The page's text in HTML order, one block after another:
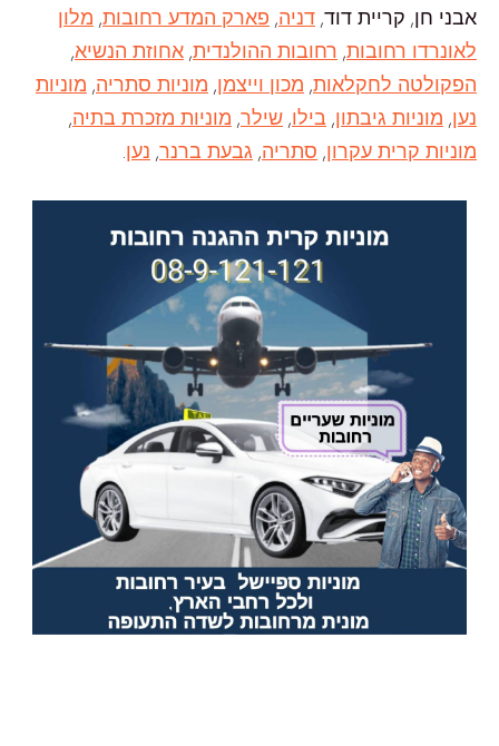
אבני חן, קריית דוד, דניה, פארק המדע רחובות, מלון
לאונרדו רחובות, רחובות ההולנדית, אחוזת הנשיא,
הפקולטה לחקלאות, מכון וייצמן, מוניות סתריה, מוניות
נען, מוניות גיבתון, בילו, שילר, מוניות מזכרת בתיה,
מוניות קרית עקרון, סתריה, גבעת ברנר, נען.